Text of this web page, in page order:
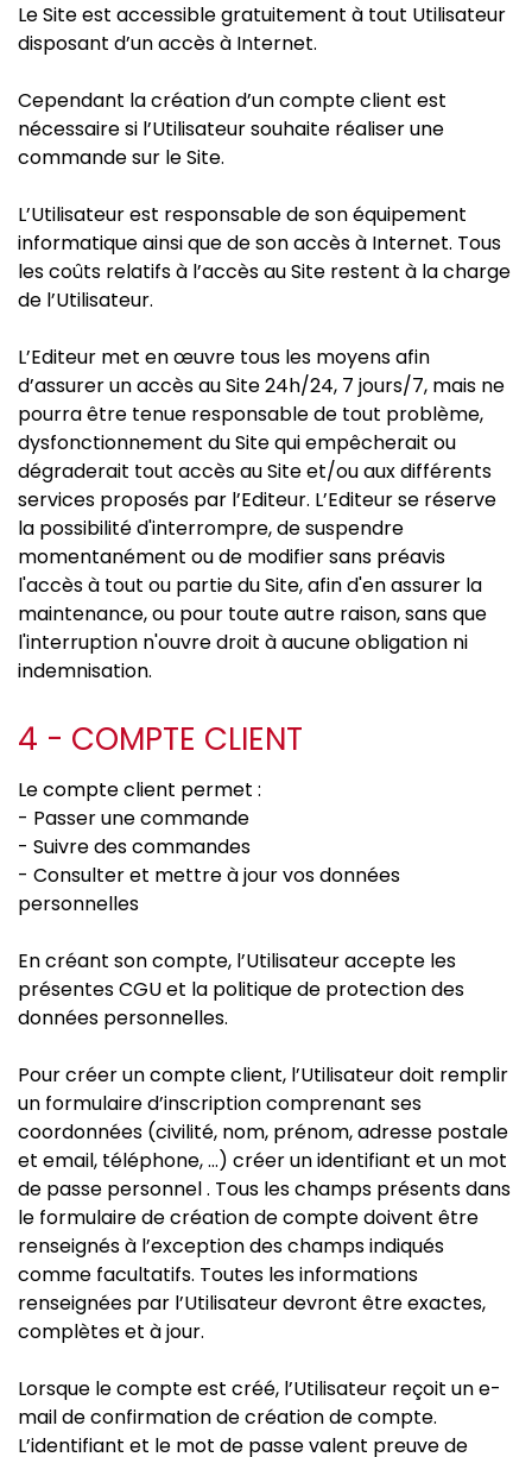
Le Site est accessible gratuitement à tout Utilisateur
disposant d’un accès à Internet.
Cependant la création d’un compte client est
nécessaire si l’Utilisateur souhaite réaliser une
commande sur le Site.
L’Utilisateur est responsable de son équipement
informatique ainsi que de son accès à Internet. Tous
les coûts relatifs à l’accès au Site restent à la charge
de l’Utilisateur.
L’Editeur met en œuvre tous les moyens afin
d’assurer un accès au Site 24h/24, 7 jours/7, mais ne
pourra être tenue responsable de tout problème,
dysfonctionnement du Site qui empêcherait ou
dégraderait tout accès au Site et/ou aux différents
services proposés par l’Editeur. L’Editeur se réserve
la possibilité d'interrompre, de suspendre
momentanément ou de modifier sans préavis
l'accès à tout ou partie du Site, afin d'en assurer la
maintenance, ou pour toute autre raison, sans que
l'interruption n'ouvre droit à aucune obligation ni
indemnisation.
4 - COMPTE CLIENT
Le compte client permet :
- Passer une commande
- Suivre des commandes
- Consulter et mettre à jour vos données
personnelles
En créant son compte, l’Utilisateur accepte les
présentes CGU et la politique de protection des
données personnelles.
Pour créer un compte client, l’Utilisateur doit remplir
un formulaire d’inscription comprenant ses
coordonnées (civilité, nom, prénom, adresse postale
et email, téléphone, …) créer un identifiant et un mot
de passe personnel . Tous les champs présents dans
le formulaire de création de compte doivent être
renseignés à l’exception des champs indiqués
comme facultatifs. Toutes les informations
renseignées par l’Utilisateur devront être exactes,
complètes et à jour.
Lorsque le compte est créé, l’Utilisateur reçoit un e-
mail de confirmation de création de compte.
L’identifiant et le mot de passe valent preuve de